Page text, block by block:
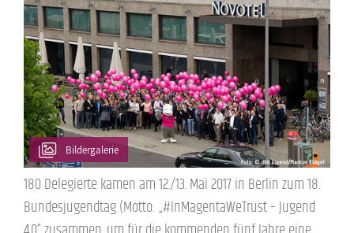
Bildergalerie
180 Delegierte kamen am 12./13. Mai 2017 in Berlin zum 18.
Bundesjugendtag (Motto: „#InMagentaWeTrust – Jugend